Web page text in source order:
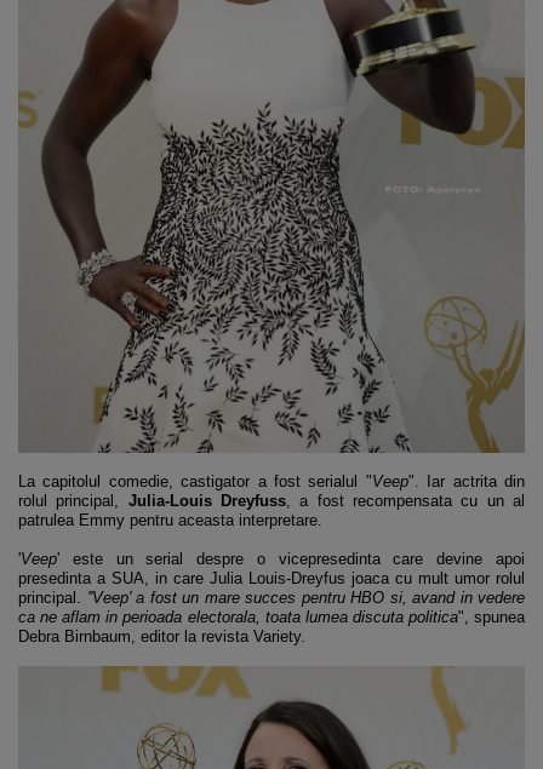
La capitolul comedie, castigator a fost serialul "Veep". Iar actrita din
rolul principal, Julia-Louis Dreyfuss, a fost recompensata cu un al
patrulea Emmy pentru aceasta interpretare.
'Veep' este un serial despre o vicepresedinta care devine apoi
presedinta a SUA, in care Julia Louis-Dreyfus joaca cu mult umor rolul
principal. ''Veep' a fost un mare succes pentru HBO si, avand in vedere
ca ne aflam in perioada electorala, toata lumea discuta politica", spunea
Debra Birnbaum, editor la revista Variety.